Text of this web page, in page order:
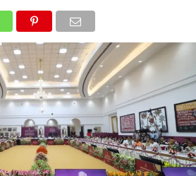
सिंह नगर चंपावतचमोलीटिहरी गढ़वाल
गढ़वाल बागेश्वर रुद्रप्रयाग हरिद्वार देशदुनिया